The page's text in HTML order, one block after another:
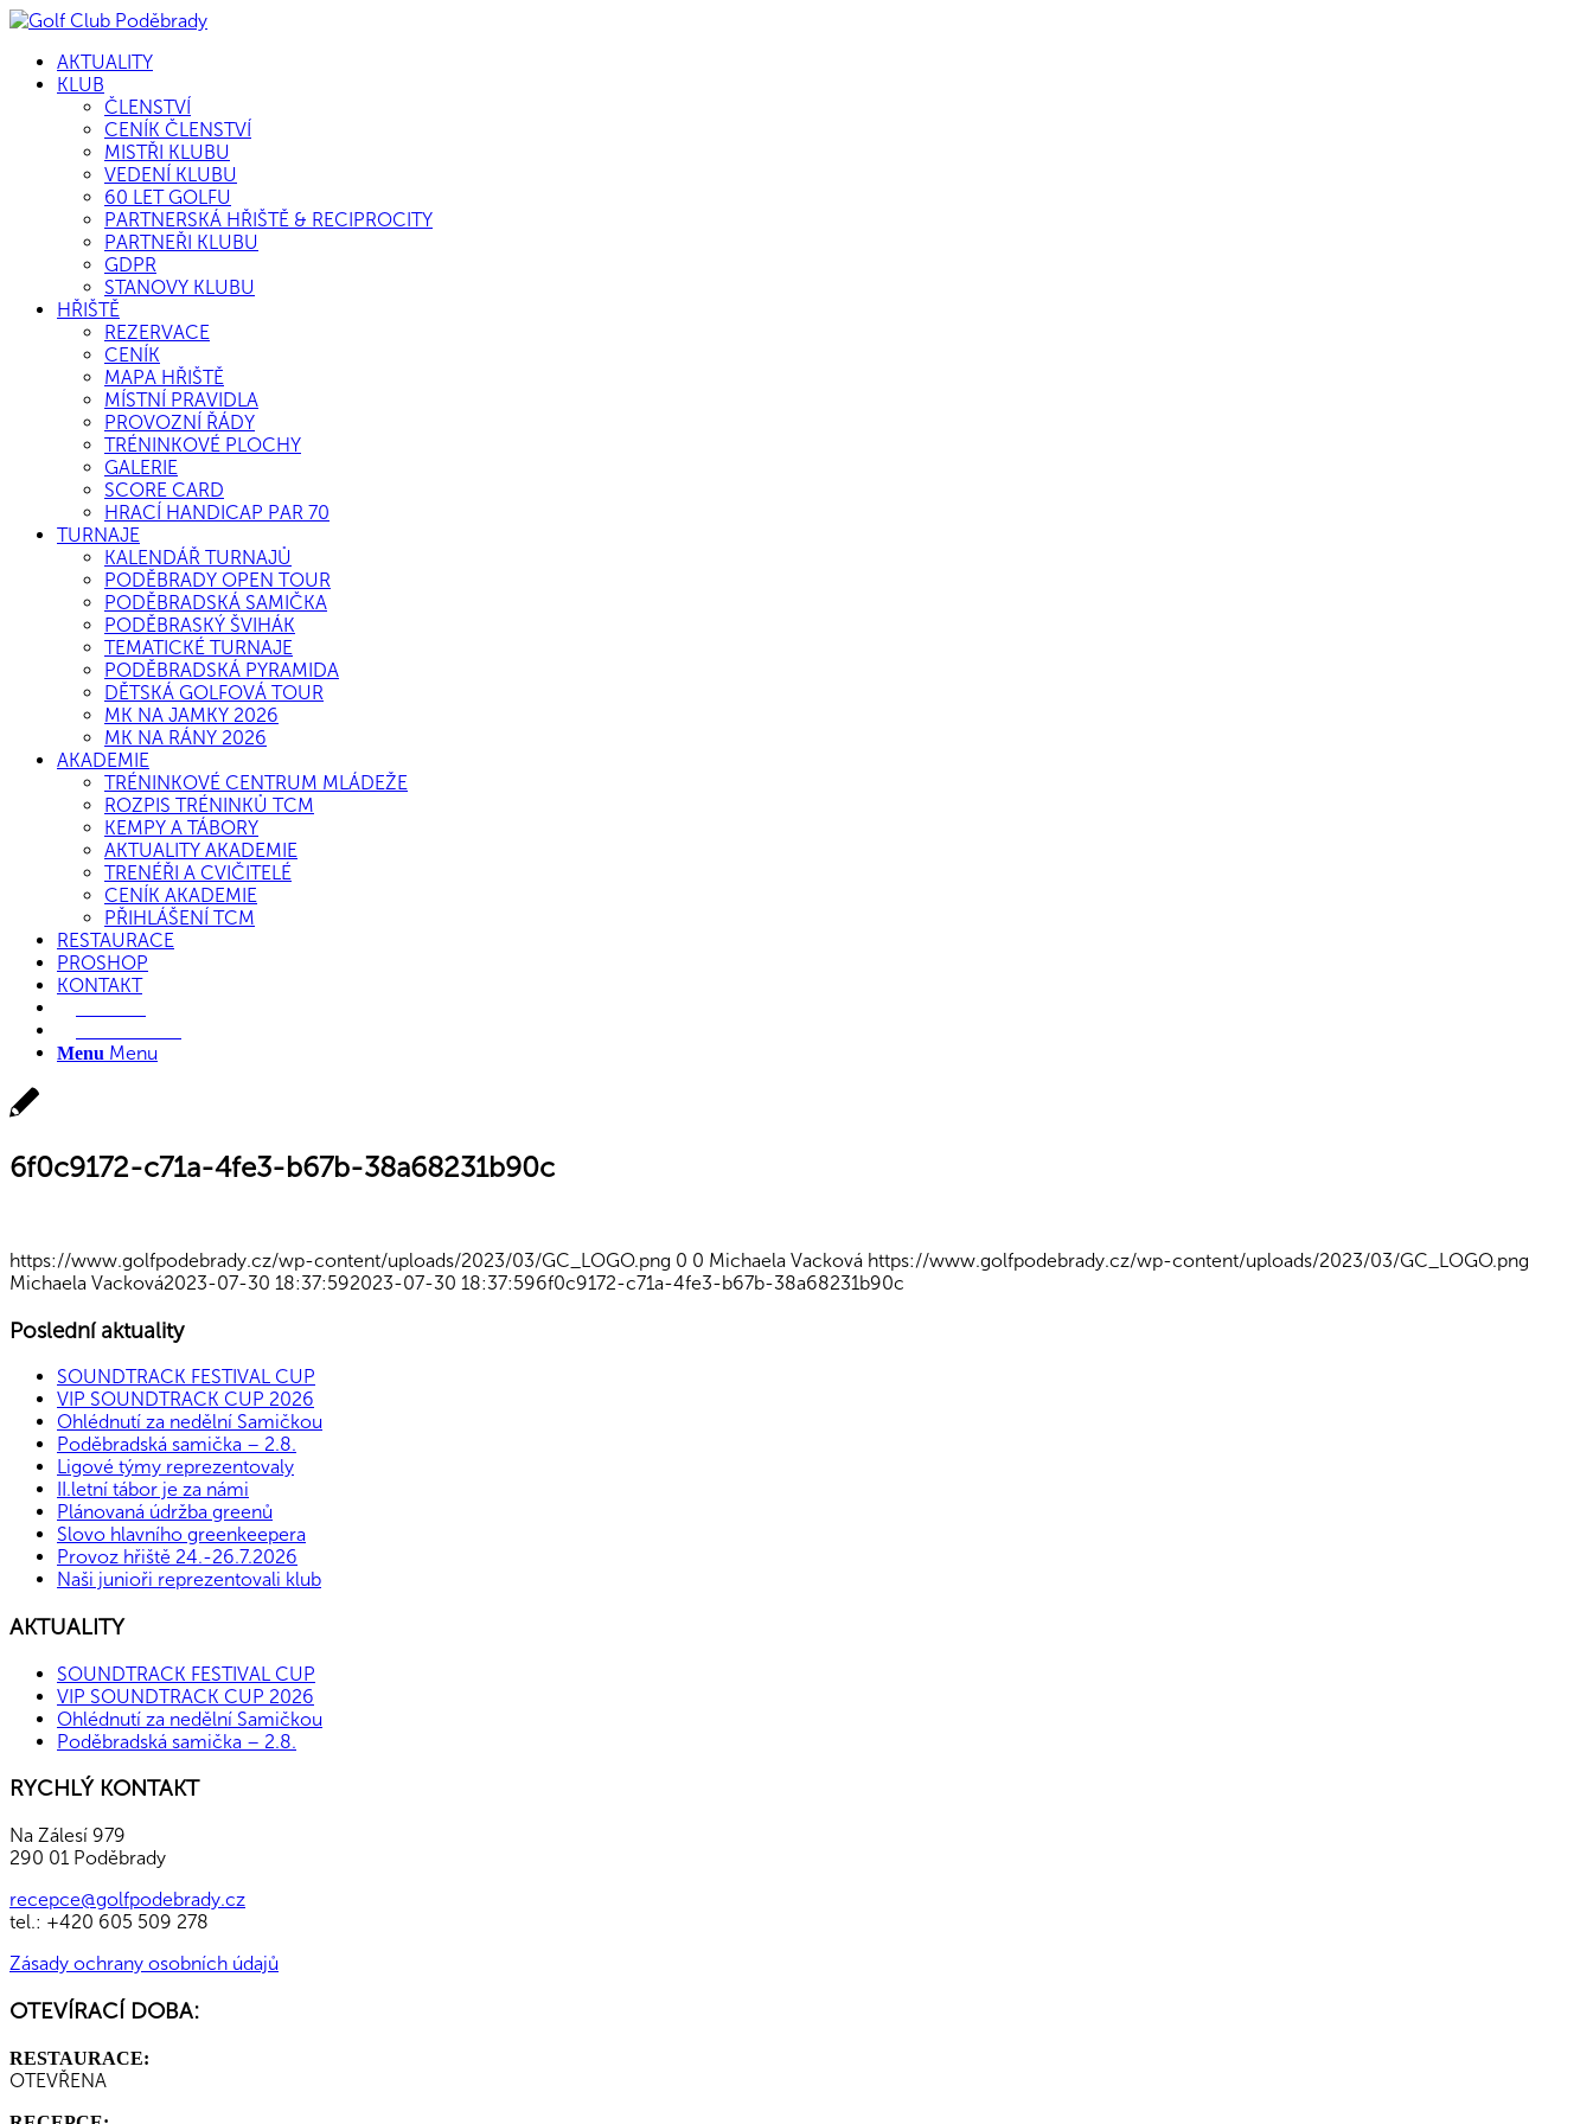
AKTUALITY
KLUB
ČLENSTVÍ
CENÍK ČLENSTVÍ
MISTŘI KLUBU
VEDENÍ KLUBU
60 LET GOLFU
PARTNERSKÁ HŘIŠTĚ & RECIPROCITY
PARTNEŘI KLUBU
GDPR
STANOVY KLUBU
HŘIŠTĚ
REZERVACE
CENÍK
MAPA HŘIŠTĚ
MÍSTNÍ PRAVIDLA
PROVOZNÍ ŘÁDY
TRÉNINKOVÉ PLOCHY
GALERIE
SCORE CARD
HRACÍ HANDICAP PAR 70
TURNAJE
KALENDÁŘ TURNAJŮ
PODĚBRADY OPEN TOUR
PODĚBRADSKÁ SAMIČKA
PODĚBRASKÝ ŠVIHÁK
TEMATICKÉ TURNAJE
PODĚBRADSKÁ PYRAMIDA
DĚTSKÁ GOLFOVÁ TOUR
MK NA JAMKY 2026
MK NA RÁNY 2026
AKADEMIE
TRÉNINKOVÉ CENTRUM MLÁDEŽE
ROZPIS TRÉNINKŮ TCM
KEMPY A TÁBORY
AKTUALITY AKADEMIE
TRENÉŘI A CVIČITELÉ
CENÍK AKADEMIE
PŘIHLÁŠENÍ TCM
RESTAURACE
PROSHOP
KONTAKT
Menu Menu
6f0c9172-c71a-4fe3-b67b-38a68231b90c
https://www.golfpodebrady.cz/wp-content/uploads/2023/03/GC_LOGO.png 0 0 Michaela Vacková https://www.golfpodebrady.cz/wp-content/uploads/2023/03/GC_LOGO.png
Michaela Vacková2023-07-30 18:37:592023-07-30 18:37:596f0c9172-c71a-4fe3-b67b-38a68231b90c
Poslední aktuality
SOUNDTRACK FESTIVAL CUP
VIP SOUNDTRACK CUP 2026
Ohlédnutí za nedělní Samičkou
Poděbradská samička – 2.8.
Ligové týmy reprezentovaly
II.letní tábor je za námi
Plánovaná údržba greenů
Slovo hlavního greenkeepera
Provoz hřiště 24.-26.7.2026
Naši junioři reprezentovali klub
AKTUALITY
SOUNDTRACK FESTIVAL CUP
VIP SOUNDTRACK CUP 2026
Ohlédnutí za nedělní Samičkou
Poděbradská samička – 2.8.
RYCHLÝ KONTAKT
Na Zálesí 979
290 01 Poděbrady
recepce@golfpodebrady.cz
tel.: +420 605 509 278
Zásady ochrany osobních údajů
OTEVÍRACÍ DOBA:
RESTAURACE:
OTEVŘENA